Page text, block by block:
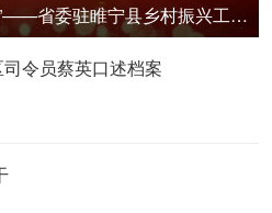
扎根记：从“驻村”到“助村”——省委驻睢宁县乡村振兴工作队的担当与守护
令员蔡英口述档案